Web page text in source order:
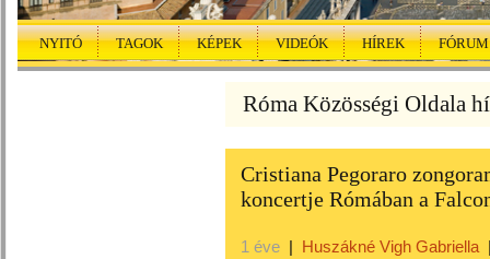
NYITÓ TAGOK KÉPEK VIDEÓK HÍREK FÓRUM
Róma Közösségi Oldala
Cristiana Pegoraro
koncertje Rómában a
1 éve | Huszákné Vigh Gabriella